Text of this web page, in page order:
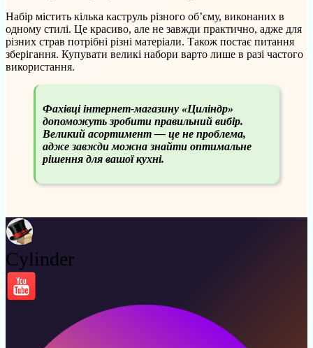
Набір містить кілька каструль різного об’єму, виконаних в
одному стилі. Це красиво, але не завжди практично, адже для
різних страв потрібні різні матеріали. Також постає питання
зберігання. Купувати великі набори варто лише в разі частого
використання.
Фахівці інтернет-магазину «Циліндр»
допоможуть зробити правильний вибір.
Великий асортимент — це не проблема,
адже завжди можна знайти оптимальне
рішення для вашої кухні.
Cylinder